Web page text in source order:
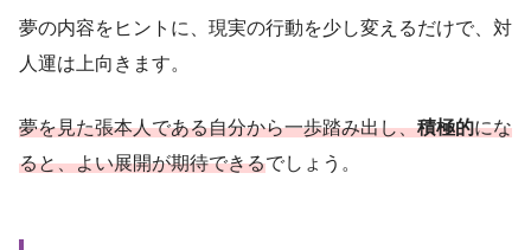
夢の内容をヒントに、現実の行動を少し変えるだけで、対
人運は上向きます。
夢を見た張本人である自分から一歩踏み出し、積極的にな
ると、よい展開が期待できるでしょう。